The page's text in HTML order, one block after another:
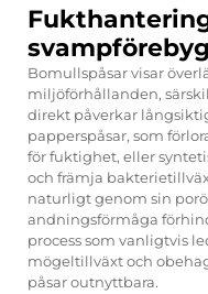
Bomullspåsar visar
miljöförhållanden,
direkt påverkar
papperspåsar, som
för fuktighet, eller
och främja
naturligt genom sin
andningsförmåga
process som vanligtvis
mögeltillväxt och
påsar outnyttbara.